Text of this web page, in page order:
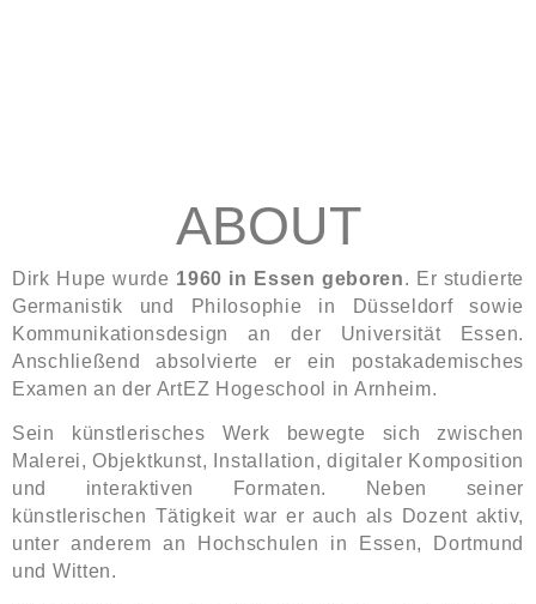
ABOUT
Dirk Hupe wurde 1960 in Essen geboren. Er studierte
Germanistik und Philosophie in Düsseldorf sowie
Kommunikationsdesign an der Universität Essen.
Anschließend absolvierte er ein postakademisches
Examen an der ArtEZ Hogeschool in Arnheim.
Sein künstlerisches Werk bewegte sich zwischen
Malerei, Objektkunst, Installation, digitaler Komposition
und interaktiven Formaten. Neben seiner
künstlerischen Tätigkeit war er auch als Dozent aktiv,
unter anderem an Hochschulen in Essen, Dortmund
und Witten.